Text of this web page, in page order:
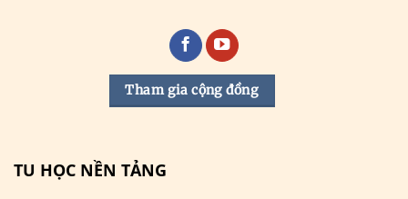
Tham gia cộng đồng
TU HỌC NỀN TẢNG